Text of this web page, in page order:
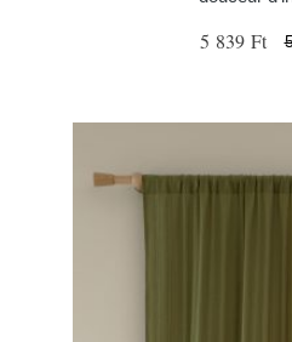
5 839 Ft